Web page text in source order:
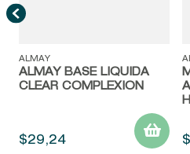
ALMAY
ALMAY BASE LIQUIDA
CLEAR COMPLEXION
$29,24 $